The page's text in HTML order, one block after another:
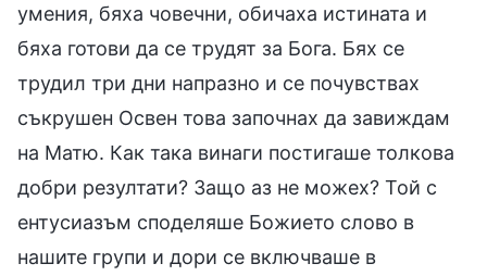
умения, бяха човечни, обичаха истината и
бяха готови да се трудят за Бога. Бях се
трудил три дни напразно и се почувствах
съкрушен Освен това започнах да завиждам
на Матю. Как така винаги постигаше толкова
добри резултати? Защо аз не можех? Той с
ентусиазъм споделяше Божието слово в
нашите групи и дори се включваше в